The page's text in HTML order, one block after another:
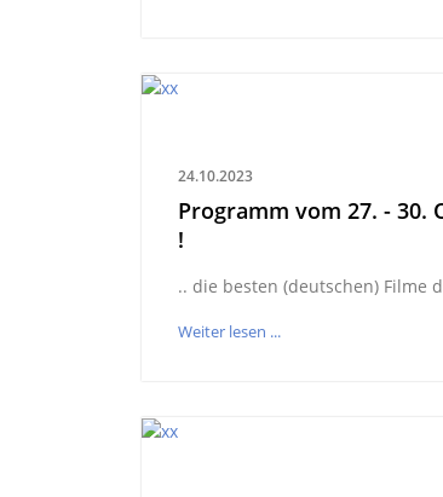
24.10.2023
Programm vom 27. - 30.
!
.. die besten (deutschen) Filme
Weiter lesen ...